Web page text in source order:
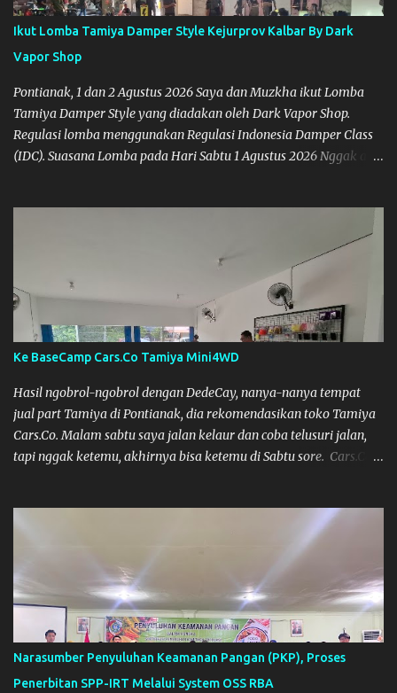
Ikut Lomba Tamiya Damper Style Kejurprov Kalbar By Dark
Vapor Shop
Pontianak, 1 dan 2 Agustus 2026 Saya dan Muzkha ikut Lomba
Tamiya Damper Style yang diadakan oleh Dark Vapor Shop.
Regulasi lomba menggunakan Regulasi Indonesia Damper Class
(IDC). Suasana Lomba pada Hari Sabtu 1 Agustus 2026 Nggak ada
itu juga ada janji mau main ke Agus Tamiya dulu sebenarnya, tapi
karena mepet waktu, jadi lebih banyak main disini. Oiya, untuk
lomba ini lokasinya adalah di Port 99 Kota Pontianak. Pamflet
Lomba Tamiya Oiya sebagai Informasi, Saya dan Muzkha baru
pertama kali main disini. ya hitungannya saya sebagai new
comer lah :) Coach Dilla lagi setting Mobilnya
Ke BaseCamp Cars.Co Tamiya Mini4WD
Hasil ngobrol-ngobrol dengan DedeCay, nanya-nanya tempat
jual part Tamiya di Pontianak, dia rekomendasikan toko Tamiya
Cars.Co. Malam sabtu saya jalan kelaur dan coba telusuri jalan,
tapi nggak ketemu, akhirnya bisa ketemu di Sabtu sore. Cars.Co
Narasumber Penyuluhan Keamanan Pangan (PKP), Proses
Penerbitan SPP-IRT Melalui System OSS RBA